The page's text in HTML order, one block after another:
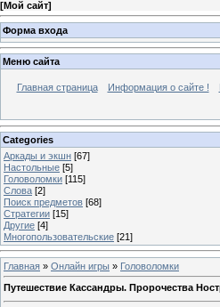
[Мой сайт]
Форма входа
Меню сайта
Главная страница Информация о сайте !
Categories
Аркады и экшн [67]
Настольные [5]
Головоломки [115]
Слова [2]
Поиск предметов [68]
Стратегии [15]
Другие [4]
Многопользовательские [21]
Главная » Онлайн игры » Головоломки
Путешествие Кассандры. Пророчества